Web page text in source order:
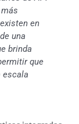
en
una
brinda
que
escala